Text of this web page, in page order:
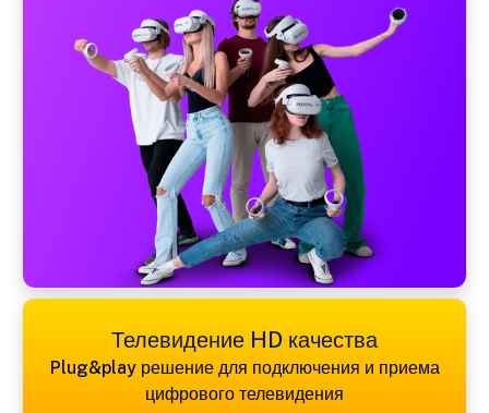
Телевидение HD качества
Plug&play решение для подключения и приема
цифрового телевидения